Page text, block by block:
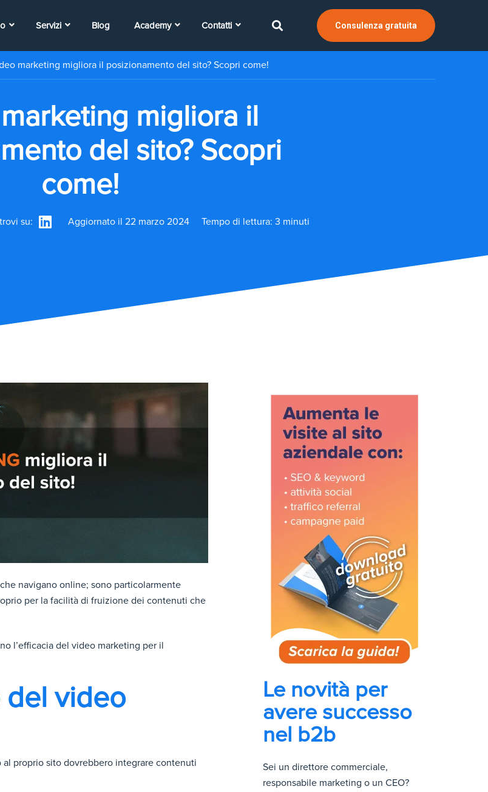
Servizi Blog Academy Contatti Consulenza gratuita
marketing migliora il posizionamento del sito? Scopri come!
migliora il
del sito? Scopri
come!
su: Aggiornato il 22 marzo 2024 Tempo di lettura: 3 minuti
navigano online; sono particolarmente
per la facilità di fruizione dei contenuti che
l’efficacia del video marketing per il
del video
proprio sito dovrebbero integrare contenuti
Le novità per
avere successo
nel b2b
Sei un direttore commerciale,
responsabile marketing o un CEO?